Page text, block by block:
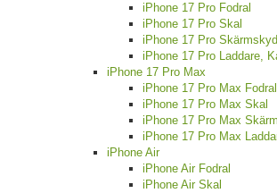
iPhone 17 Pro Fodral
iPhone 17 Pro Skal
iPhone 17 Pro
iPhone 17 Pro Laddare,
iPhone 17 Pro Max
iPhone 17 Pro Max Fodral
iPhone 17 Pro Max Skal
iPhone 17 Pro Max
iPhone 17 Pro Max
iPhone Air
iPhone Air Fodral
iPhone Air Skal